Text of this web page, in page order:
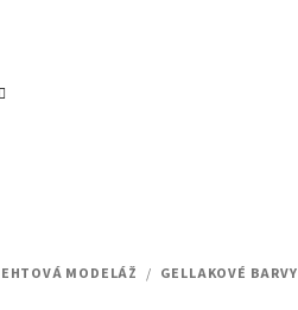
MODELÁŽ / GELLAKOVÉ BARVY